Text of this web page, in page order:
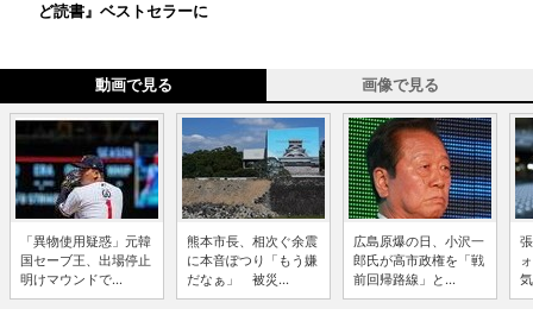
ど読書』ベストセラーに
動画で見る 画像で見る
「異物使用疑惑」元韓
国セーブ王、出場停止
明けマウンドで...
熊本市長、相次ぐ余震
に本音ぽつり「もう嫌
だなぁ」 被災...
広島原爆の日、小沢一
郎氏が高市政権を「戦
前回帰路線」と...